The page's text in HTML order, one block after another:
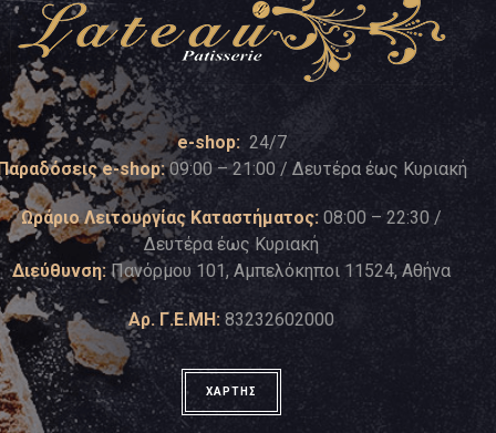
e-shop: 24/7
e-shop:09:00 – 21:00 / Δευτέρα έως Κυριακή
Ωράριο Λειτουργίας Καταστήματος: 08:00 – 22:30 /
Δευτέρα έως Κυριακή
Διεύθυνση: Πανόρμου 101, Αμπελόκηποι 11524, Αθήνα
Αρ. Γ.Ε.ΜΗ: 83232602000
ΧΑΡΤΗΣ